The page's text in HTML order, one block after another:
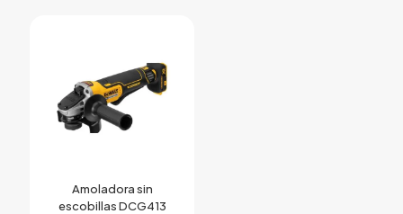
Amoladora sin
escobillas DCG413